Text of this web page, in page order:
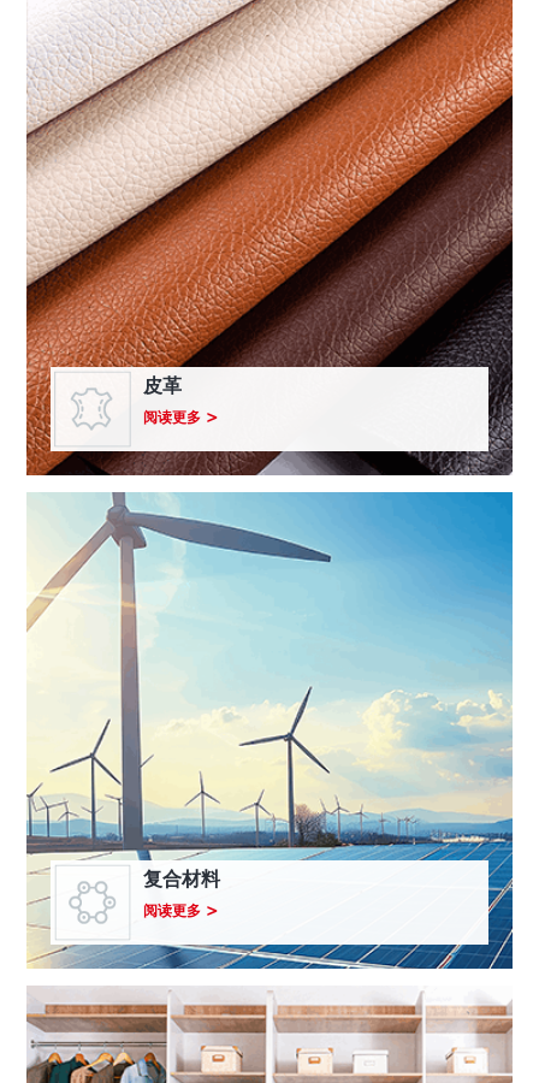
行
业
皮革
阅读更多 关
皮
革
复合材料
阅读更多 关
复
合
料